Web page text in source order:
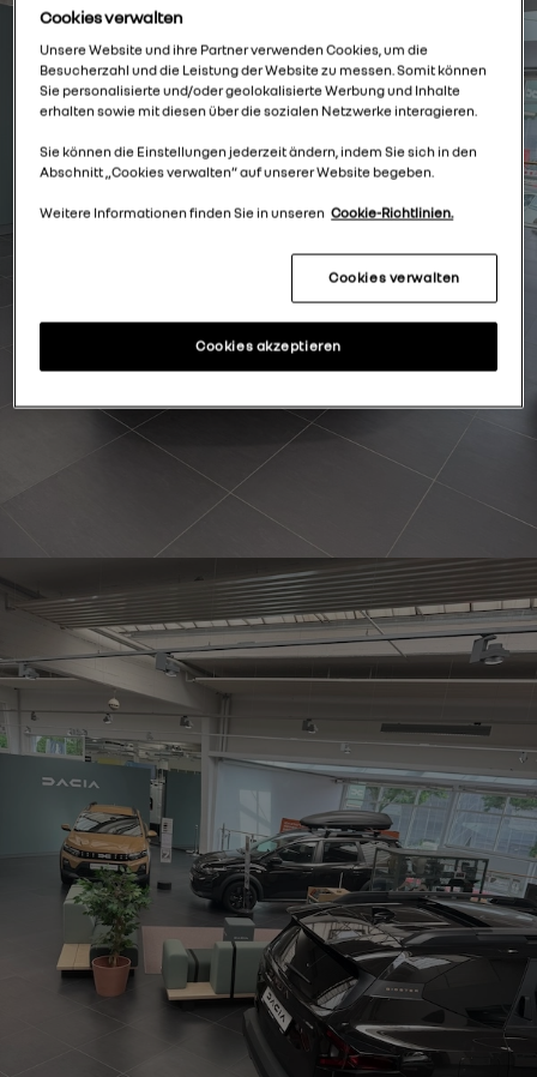
Cookies verwalten
Unsere Website und ihre Partner verwenden Cookies, um die
Besucherzahl und die Leistung der Website zu messen. Somit können
Sie personalisierte und/oder geolokalisierte Werbung und Inhalte
erhalten sowie mit diesen über die sozialen Netzwerke interagieren.
Sie können die Einstellungen jederzeit ändern, indem Sie sich in den
Abschnitt „Cookies verwalten“ auf unserer Website begeben.
Weitere Informationen finden Sie in unseren Cookie-Richtlinien.
Cookies verwalten
Cookies akzeptieren